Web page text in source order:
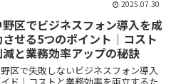
急にキッチンの排水が流れなくなっ
「排水溝の臭いが気になる」「定休
で営業が続くのに、このま...
2025.07.30
野区でビジネスフォン導入を成
させる5つのポイント｜コスト
減と業務効率アップの秘訣
区で失敗しないビジネスフォン導入